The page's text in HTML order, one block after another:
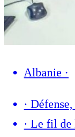
Albanie ·
·
· Le fil de